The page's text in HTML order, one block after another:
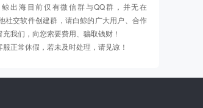
出海目前仅有微信群与QQ群，并无在
社交软件创建群，请白鲸的广大用户、合作
我们，向您索要费用、骗取钱财！
正常休假，若未及时处理，请见谅！